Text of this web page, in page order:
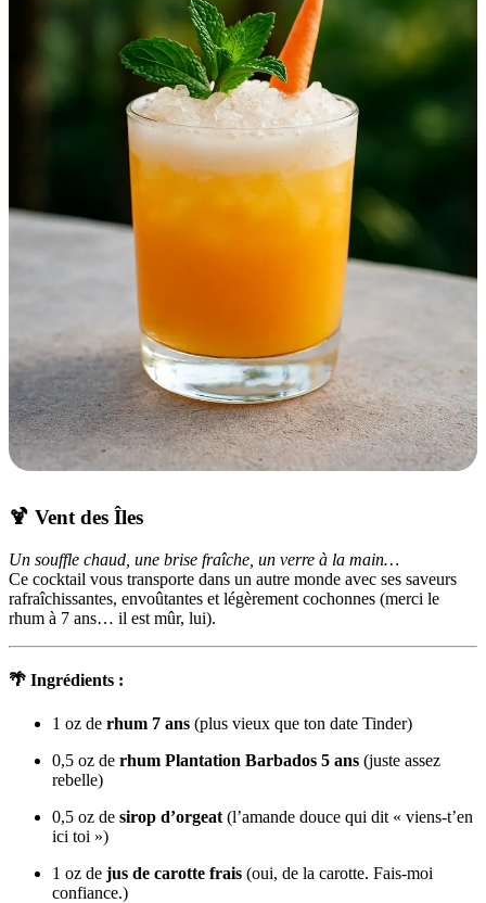
🍹 Vent des Îles
Un souffle chaud, une brise fraîche, un verre à la main…
Ce cocktail vous transporte dans un autre monde avec ses saveurs
rafraîchissantes, envoûtantes et légèrement cochonnes (merci le
rhum à 7 ans… il est mûr, lui).
🌴 Ingrédients :
1 oz de rhum 7 ans (plus vieux que ton date Tinder)
0,5 oz de rhum Plantation Barbados 5 ans (juste assez
rebelle)
0,5 oz de sirop d’orgeat (l’amande douce qui dit « viens-t’en
ici toi »)
1 oz de jus de carotte frais (oui, de la carotte. Fais-moi
confiance.)